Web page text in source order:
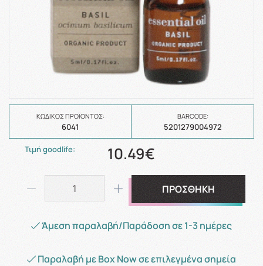
ΚΩΔΙΚΌΣ ΠΡΟΪΌΝΤΟΣ:
6041
BARCODE:
5201279004972
Τιμή goodlife: 10.49€
ΠΡΟΣΘΗΚΗ
Άμεση παραλαβή/Παράδοση σε 1-3 ημέρες
Παραλαβή με Box Now σε επιλεγμένα σημεία